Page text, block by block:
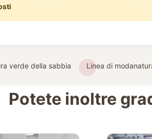
verde della sabbia Linea di
Potete inoltre